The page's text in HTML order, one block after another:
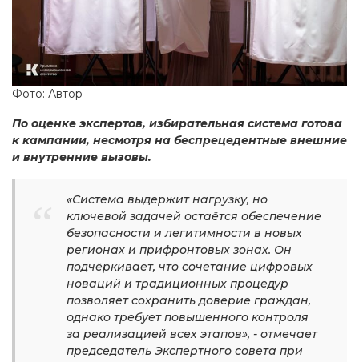
Фото: Автор
По оценке экспертов, избирательная система готова
к кампании, несмотря на беспрецедентные внешние
и внутренние вызовы.
«Система выдержит нагрузку, но
ключевой задачей остаётся обеспечение
безопасности и легитимности в новых
регионах и прифронтовых зонах. Он
подчёркивает, что сочетание цифровых
новаций и традиционных процедур
позволяет сохранить доверие граждан,
однако требует повышенного контроля
за реализацией всех этапов», - отмечает
председатель Экспертного совета при